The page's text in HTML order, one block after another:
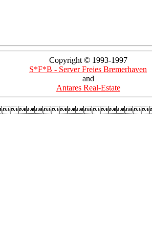
Copyright © 1993-1997
S*F*B - Server Freies Bremerhaven
and
Antares Real-Estate